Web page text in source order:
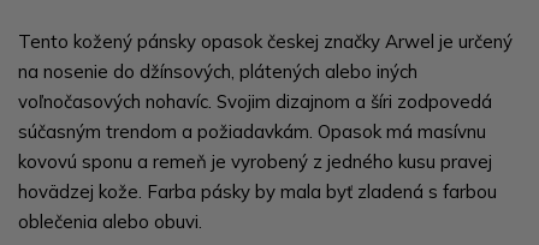
Tento kožený pánsky opasok českej značky Arwel je určený
na nosenie do džínsových, plátených alebo iných
voľnočasových nohavíc. Svojim dizajnom a šíri zodpovedá
súčasným trendom a požiadavkám. Opasok má masívnu
kovovú sponu a remeň je vyrobený z jedného kusu pravej
hovädzej kože. Farba pásky by mala byť zladená s farbou
oblečenia alebo obuvi.